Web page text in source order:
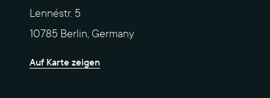
Lennéstr. 5
10785 Berlin, Germany
Auf Karte zeigen